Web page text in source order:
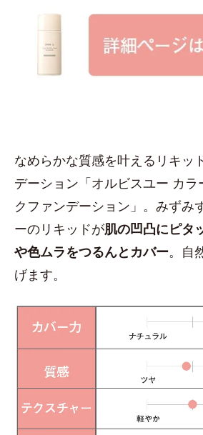
なめらかな質感を叶えるリキッ
デーション「オルビスユー カラ
クファンデーション」。みずみ
ーのリキッドが肌の凹凸にピタ
や色ムラをつるんとカバー。自
げます。